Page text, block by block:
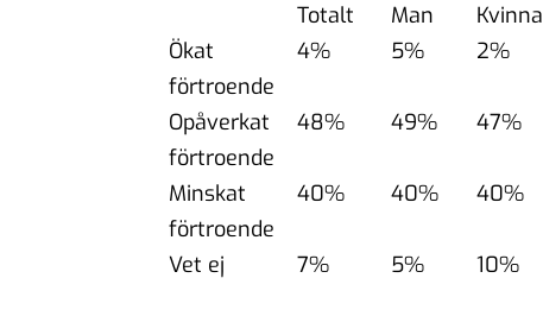
Totalt
Man Kvinna
Ökat
förtroende
4% 5% 2%
Opåverkat
förtroende
48% 49% 47%
Minskat
förtroende
40% 40% 40%
Vet ej 7% 5% 10%